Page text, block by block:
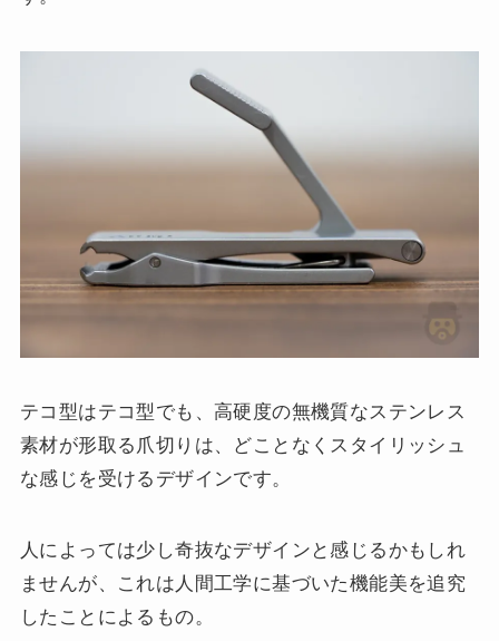
テコ型はテコ型でも、高硬度の無機質なステンレス
素材が形取る爪切りは、どことなくスタイリッシュ
な感じを受けるデザインです。
人によっては少し奇抜なデザインと感じるかもしれ
ませんが、これは人間工学に基づいた機能美を追究
したことによるもの。